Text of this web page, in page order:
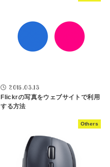
2015.03.13
Flickrの写真をウェブサイトで利用
する方法
Others